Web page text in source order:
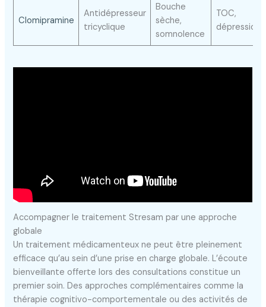
Clomipramine
Antidépresseur
tricyclique
Bouche
sèche,
somnolence
TOC,
dépression
Accompagner le traitement Stresam par une approche
globale
Un traitement médicamenteux ne peut être pleinement
efficace qu’au sein d’une prise en charge globale. L’écoute
bienveillante offerte lors des consultations constitue un
premier soin. Des approches complémentaires comme la
thérapie cognitivo-comportementale ou des activités de